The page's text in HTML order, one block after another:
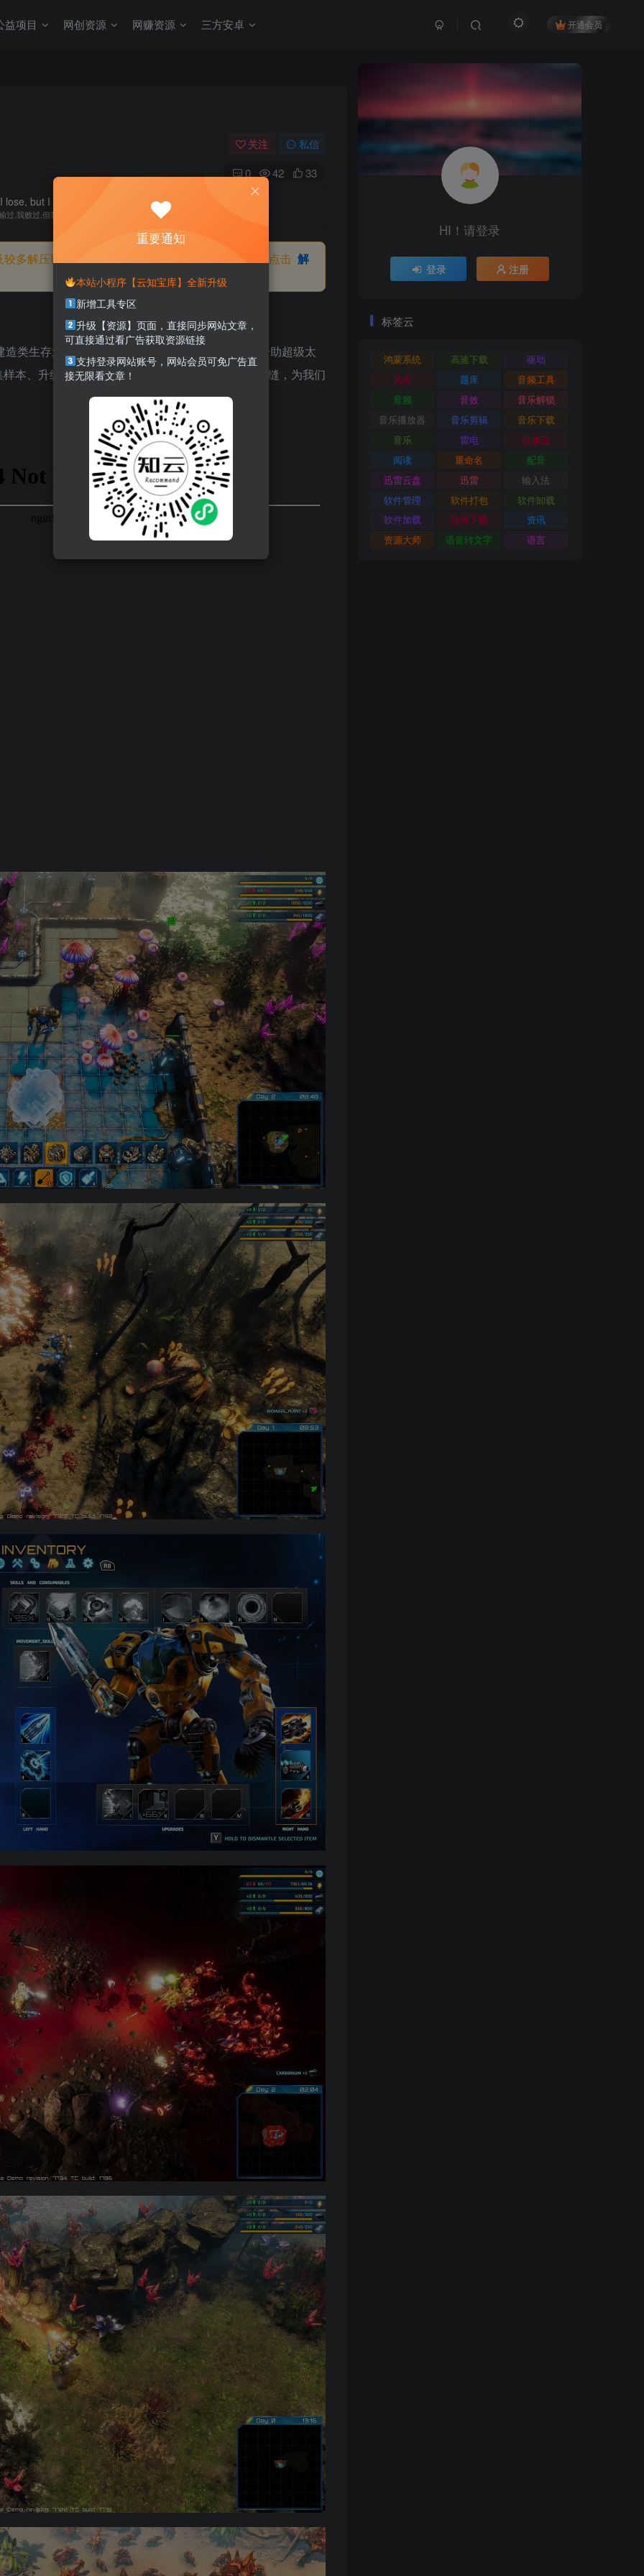
益项目 网创资源 网赚资源 三方安卓 开通会员
关注 私信
0 42 33
lose, but I never give up.
过,我败过,但我从未放弃过
多解压密码，如果你下载的资源需要解压密码，请点击 解
类生存游戏。你被人类赋予了星际开拓的重任，借助超级太
本、升级科技，防御敌人，打通穿回地球的时空裂缝，为我们
HI！请登录
登录 注册
标签云
鸿蒙系统 高速下载
驱动
风水
题库
音频工具
音频
音效
音乐解锁
音乐播放器
音乐剪辑
音乐下载
音乐
雷电
防撤回
阅读
重命名
配音
迅雷云盘
迅雷
输入法
软件管理
软件打包
软件卸载
软件加载
软件下载
资讯
资源大师
语音转文字 语言
重要通知
本站小程序【云知宝库】全新升级
新增工具专区
升级【资源】页面，直接同步网站文章，
可直接通过看广告获取资源链接
支持登录网站账号，网站会员可免广告直
接无限看文章！